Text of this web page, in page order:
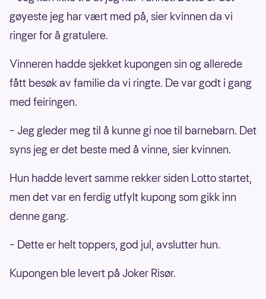
gøyeste jeg har vært med på, sier kvinnen da vi
ringer for å gratulere.
Vinneren hadde sjekket kupongen sin og allerede
fått besøk av familie da vi ringte. De var godt i gang
med feiringen.
– Jeg gleder meg til å kunne gi noe til barnebarn. Det
syns jeg er det beste med å vinne, sier kvinnen.
Hun hadde levert samme rekker siden Lotto startet,
men det var en ferdig utfylt kupong som gikk inn
denne gang.
– Dette er helt toppers, god jul, avslutter hun.
Kupongen ble levert på Joker Risør.